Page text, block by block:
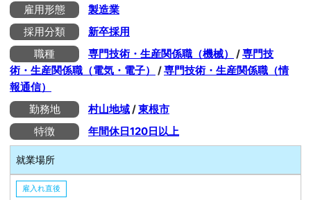
雇用形態
製造業
採用分類
新卒採用
職種
専門技術・生産関係職（機械） /専門技
術・生産関係職（電気・電子）
/専門技術・生産関係職（情
報通信）
勤務地
村山地域 /東根市
特徴
年間休日120日以上
就業場所
雇入れ直後